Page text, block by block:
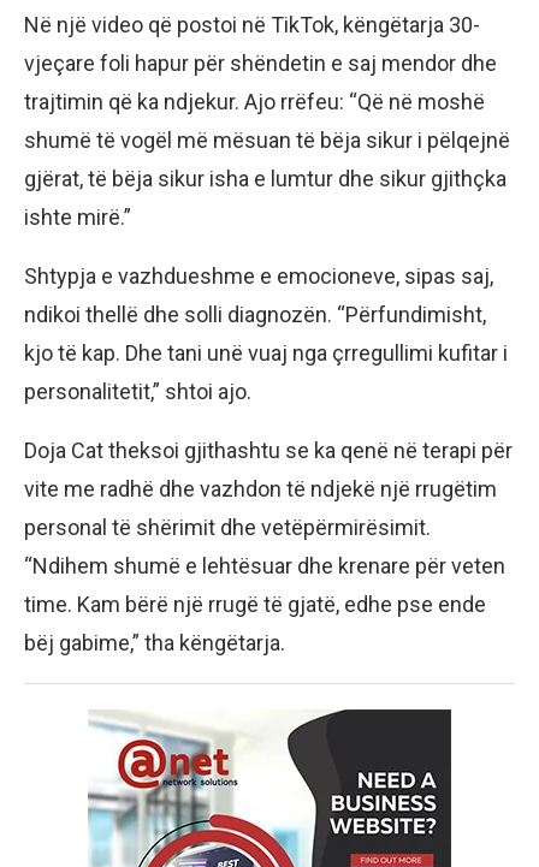
Në një video që postoi në TikTok, këngëtarja 30-
vjeçare foli hapur për shëndetin e saj mendor dhe
trajtimin që ka ndjekur. Ajo rrëfeu: “Që në moshë
shumë të vogël më mësuan të bëja sikur i pëlqejnë
gjërat, të bëja sikur isha e lumtur dhe sikur gjithçka
ishte mirë.”
Shtypja e vazhdueshme e emocioneve, sipas saj,
ndikoi thellë dhe solli diagnozën. “Përfundimisht,
kjo të kap. Dhe tani unë vuaj nga çrregullimi kufitar i
personalitetit,” shtoi ajo.
Doja Cat theksoi gjithashtu se ka qenë në terapi për
vite me radhë dhe vazhdon të ndjekë një rrugëtim
personal të shërimit dhe vetëpërmirësimit.
“Ndihem shumë e lehtësuar dhe krenare për veten
time. Kam bërë një rrugë të gjatë, edhe pse ende
bëj gabime,” tha këngëtarja.